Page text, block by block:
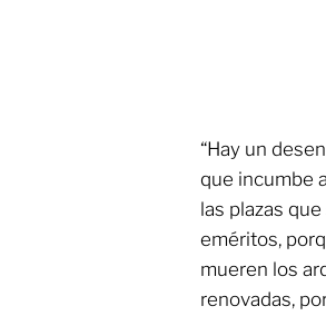
“Hay un
que incumbe
las plazas
eméritos,
mueren los
renovadas,